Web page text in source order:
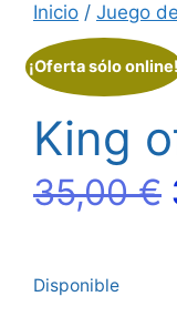
Inicio / Juego
¡Oferta sólo online!
King
35,00€
Disponible